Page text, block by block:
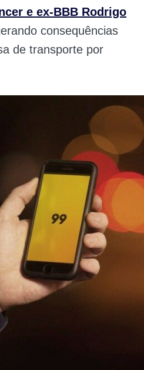
e ex-BBB Rodrigo
consequências
de transporte por